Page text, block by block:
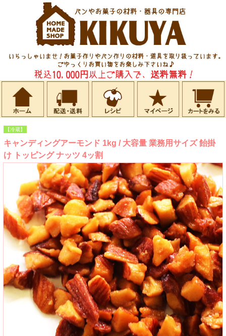
【冷蔵】
キャンディングアーモンド 1kg / 大容量 業務用サイズ 飴掛
け トッピング ナッツ 4ッ割